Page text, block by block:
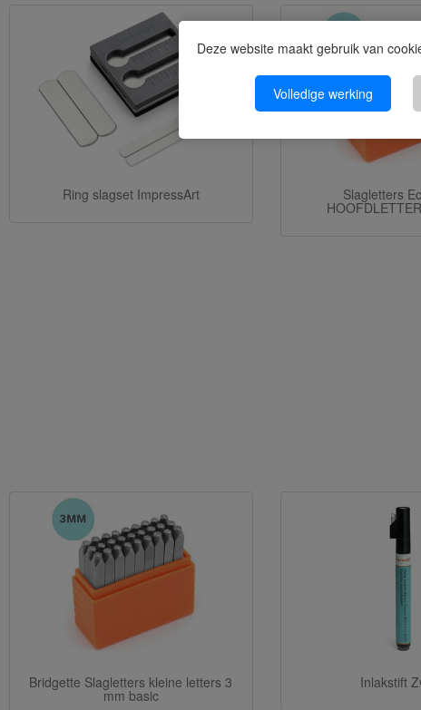
Deze website maakt gebruik van
Volledige werking
Ring slagset ImpressArt Slagletters
Bridgette Slagletters kleine letters 3
mm basic
Inlakstift